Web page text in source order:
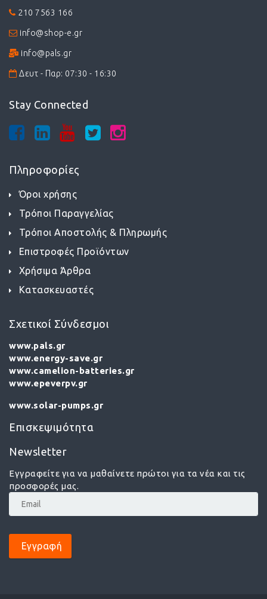
210 7563 166
info@shop-e.gr
info@pals.gr
Δευτ - Παρ: 07:30 - 16:30
Stay Connected
Πληροφορίες
Όροι χρήσης
Τρόποι Παραγγελίας
Τρόποι Αποστολής & Πληρωμής
Επιστροφές Προϊόντων
Χρήσιμα Άρθρα
Κατασκευαστές
Σχετικοί Σύνδεσμοι
www.pals.gr
www.energy-save.gr
www.camelion-batteries.gr
www.epeverpv.gr
www.solar-pumps.gr
Επισκεψιμότητα
Newsletter
Εγγραφείτε για να μαθαίνετε πρώτοι για τα νέα και τις
προσφορές μας.
Εγγραφή